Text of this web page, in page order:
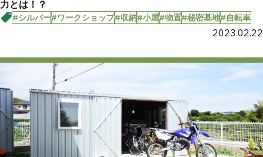
力とは！？
#シルバー#ワークショップ#収納#小屋#物置#秘密基地#自転車
2023.02.22